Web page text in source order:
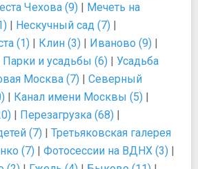
Чехова (9) | Мечеть на
| Нескучный сад (7) |
(1) | Клин (3) | Иваново (9) |
Парки и усадьбы (6) | Усадьба
Москва (7) | Северный
| Канал имени Москвы (5) |
| Перезагрузка (68) |
(7) | Третьяковская галерея
(7) | Фотосессии на ВДНХ (3) |